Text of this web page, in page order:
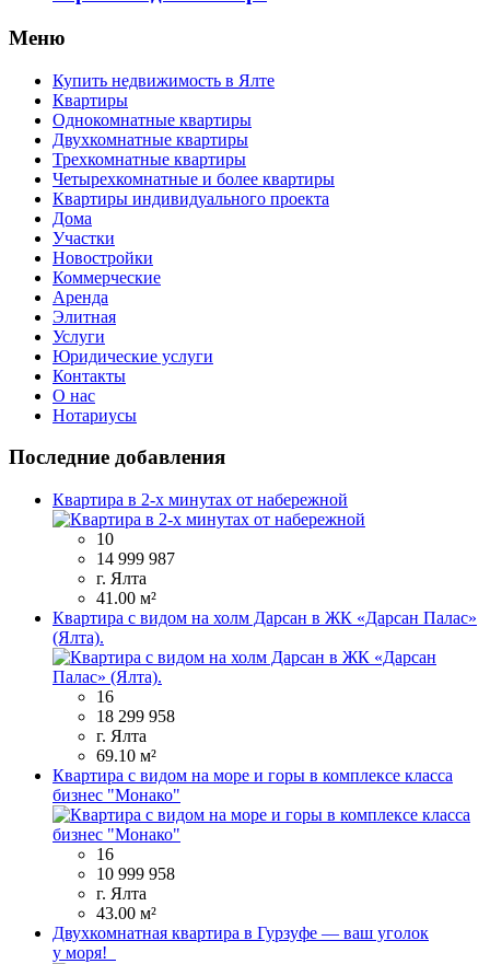
Меню
Купить недвижимость в Ялте
Квартиры
Однокомнатные квартиры
Двухкомнатные квартиры
Трехкомнатные квартиры
Четырехкомнатные и более квартиры
Квартиры индивидуального проекта
Дома
Участки
Новостройки
Коммерческие
Аренда
Элитная
Услуги
Юридические услуги
Контакты
О нас
Нотариусы
Последние добавления
Квартира в 2-х минутах от набережной
10
14 999 987
г. Ялта
41.00 м²
Квартира с видом на холм Дарсан в ЖК «Дарсан Палас»
(Ялта).
16
18 299 958
г. Ялта
69.10 м²
Квартира с видом на море и горы в комплексе класса
бизнес "Монако"
16
10 999 958
г. Ялта
43.00 м²
Двухкомнатная квартира в Гурзуфе — ваш уголок
у моря!